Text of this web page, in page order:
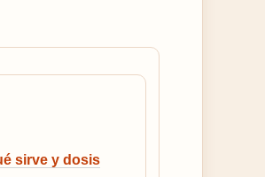
sirve y dosis